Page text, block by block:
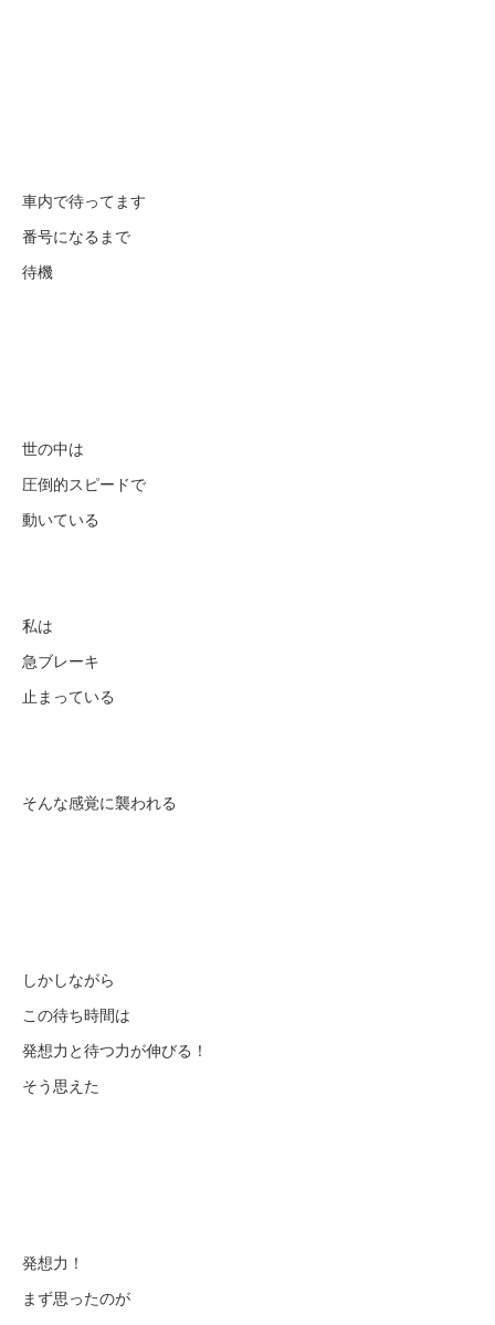
車内で待ってます
番号になるまで
待機
世の中は
圧倒的スピードで
動いている
私は
急ブレーキ
止まっている
そんな感覚に襲われる
しかしながら
この待ち時間は
発想力と待つ力が伸びる！
そう思えた
発想力！
まず思ったのが